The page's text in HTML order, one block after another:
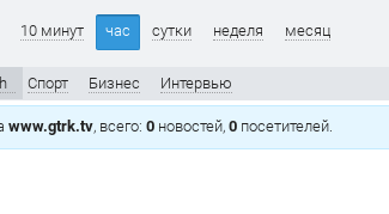
10 минут час сутки неделя месяц
Спорт Бизнес Интервью
www.gtrk.tv, всего: 0 новостей, 0 посетителей.